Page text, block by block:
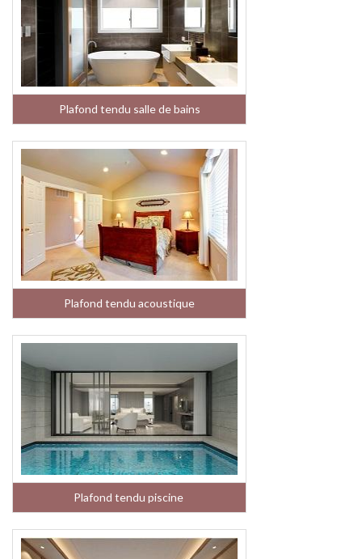
Plafond tendu salle de bains
Plafond tendu acoustique
Plafond tendu piscine